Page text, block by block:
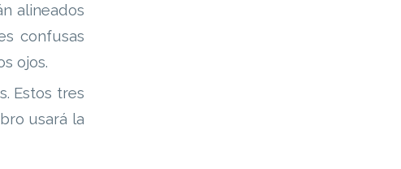
alineados
confusas
ojos.
Estos tres
usará la